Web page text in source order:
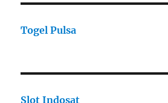
Togel Pulsa
Slot Indosat